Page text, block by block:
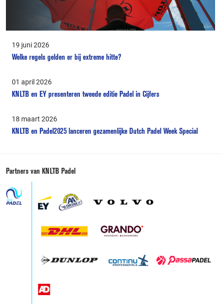
19 juni 2026
Welke regels gelden er bij extreme hitte?
01 april 2026
KNLTB en EY presenteren tweede editie Padel in Cijfers
18 maart 2026
KNLTB en Padel2025 lanceren gezamenlijke Dutch Padel Week Special
Partners van KNLTB Padel